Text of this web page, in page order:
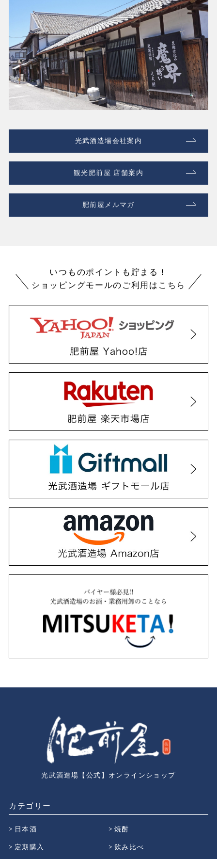
光武酒造場会社案内
観光肥前屋 店舗案内
肥前屋メルマガ
いつものポイントも貯まる！
ショッピングモールのご利用はこちら
光武酒造場【公式】オンラインショップ
カテゴリー
日本酒
焼酎
定期購入
飲み比べ